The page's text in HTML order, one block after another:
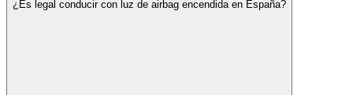
¿Es legal conducir con luz de airbag encendida en España?